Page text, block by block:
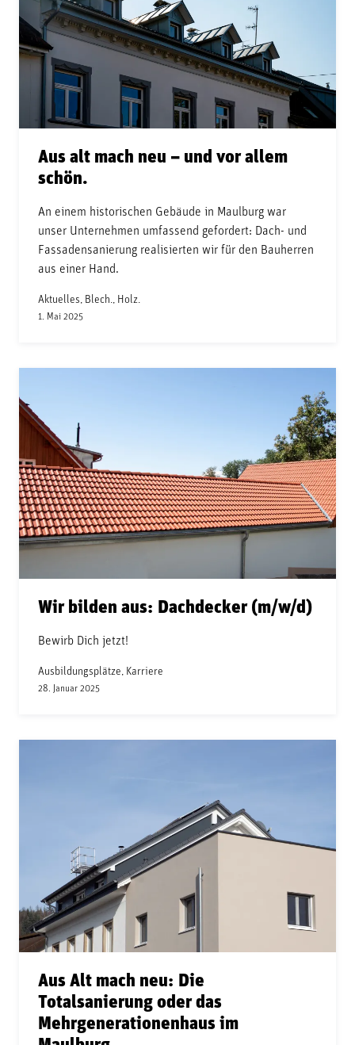
Aus alt mach neu – und vor allem
schön.
An einem historischen Gebäude in Maulburg war
unser Unternehmen umfassend gefordert: Dach- und
Fassadensanierung realisierten wir für den Bauherren
aus einer Hand.
Aktuelles, Blech., Holz.
1. Mai 2025
Wir bilden aus: Dachdecker (m/w/d)
Bewirb Dich jetzt!
Ausbildungsplätze, Karriere
28. Januar 2025
Aus Alt mach neu: Die
Totalsanierung oder das
Mehrgenerationenhaus im